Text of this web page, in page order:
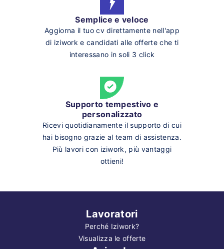
Semplice e veloce
Aggiorna il tuo cv direttamente nell'app
di iziwork e candidati alle offerte che ti
interessano in soli 3 click
Supporto tempestivo e
personalizzato
Ricevi quotidianamente il supporto di cui
hai bisogno grazie al team di assistenza.
Più lavori con iziwork, più vantaggi
ottieni!
Lavoratori
Perché Iziwork?
Visualizza le offerte